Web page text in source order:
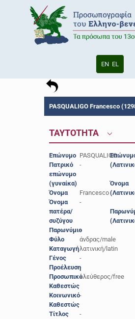
EN EL
PASQUALIGO Francesco
ΤΑΥΤΟΤΗΤΑ
Επώνυμο PASQUALIGO
Πατρικό
επώνυμο
(γυναίκα)
-
Όνομα
Francesco
Όνομα
πατέρα/
συζύγου
-
Παρωνύμιο
-
Φύλο
άνδρας/male
Καταγωγήλατινική/latin
Γένος
-
Προέλευση-
Προσωπικό
Καθεστώς
ελεύθερος/free
Κοινωνικό
Καθεστώς
-
Τίτλος
-
Όνομα